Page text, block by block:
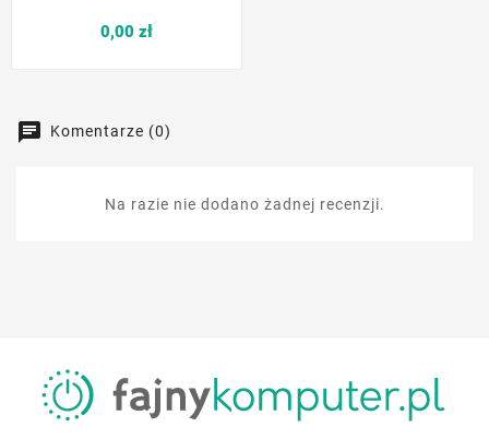
0,00 złCena
Komentarze (0)
Na razie nie dodano żadnej recenzji.